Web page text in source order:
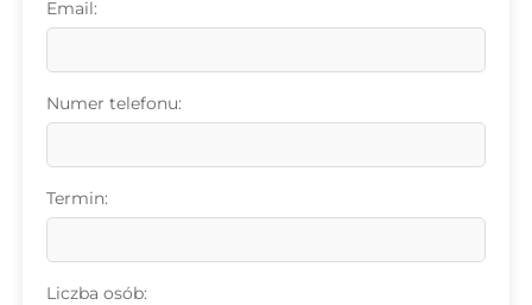
Email:
Numer telefonu:
Termin:
Liczba osób: